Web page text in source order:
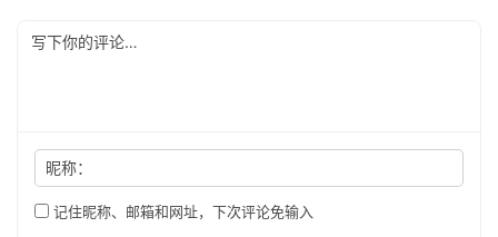
昵称：
记住昵称、邮箱和网址，下次评论免输入